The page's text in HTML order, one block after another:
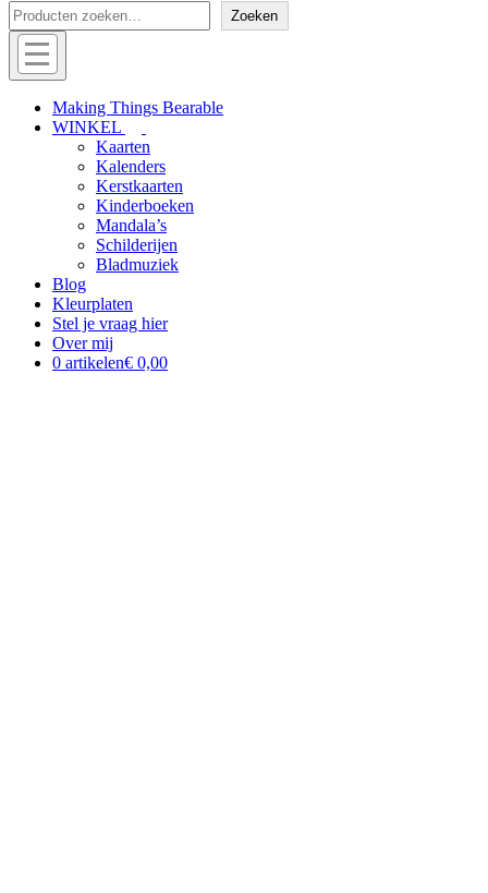
Zoeken
Hoofd
navigatie
Menu
Making Things Bearable
WINKEL
Kaarten
Kalenders
Kerstkaarten
Kinderboeken
Mandala’s
Schilderijen
Bladmuziek
Blog
Kleurplaten
Stel je vraag hier
Over mij
0 artikelen€ 0,00